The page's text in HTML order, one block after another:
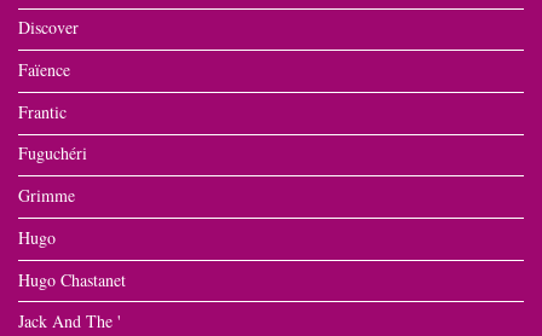
Discover
Faïence
Frantic
Fuguchéri
Grimme
Hugo
Hugo Chastanet
Jack And The '